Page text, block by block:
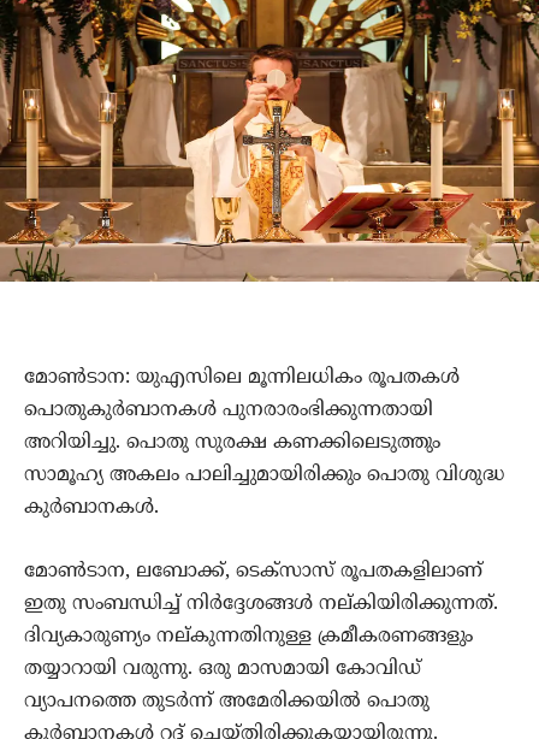
മോണ്‍ടാന: യുഎസിലെ മൂന്നിലധികം രൂപതകള്‍
പൊതുകുര്‍ബാനകള്‍ പുനരാരംഭിക്കുന്നതായി
അറിയിച്ചു. പൊതു സുരക്ഷ കണക്കിലെടുത്തും
സാമൂഹ്യ അകലം പാലിച്ചുമായിരിക്കും പൊതു വിശുദ്ധ
കുര്‍ബാനകള്‍.
മോണ്‍ടാന, ലബോക്ക്, ടെക്‌സാസ് രൂപതകളിലാണ്
ഇതു സംബന്ധിച്ച് നിര്‍ദ്ദേശങ്ങള്‍ നല്കിയിരിക്കുന്നത്.
ദിവ്യകാരുണ്യം നല്കുന്നതിനുള്ള ക്രമീകരണങ്ങളും
തയ്യാറായി വരുന്നു. ഒരു മാസമായി കോവിഡ്
വ്യാപനത്തെ തുടര്‍ന്ന് അമേരിക്കയില്‍ പൊതു